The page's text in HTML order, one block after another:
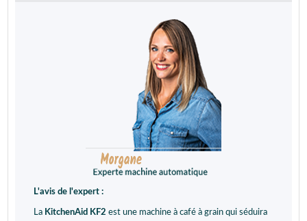
L'avis de l'expert :
La KitchenAid KF2 est une machine à café à grain qui séduira